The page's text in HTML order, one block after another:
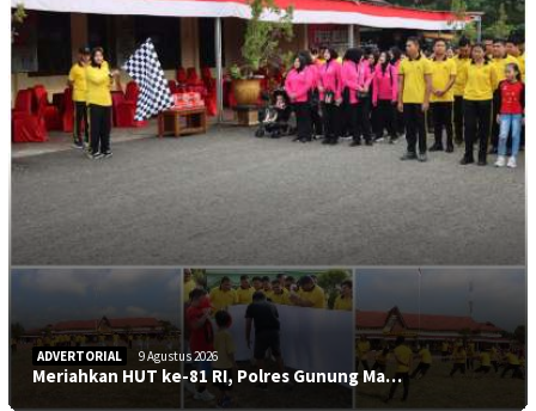
ADVERTORIAL 9 Agustus 2026
Meriahkan HUT ke-81 RI, Polres Gunung Ma…